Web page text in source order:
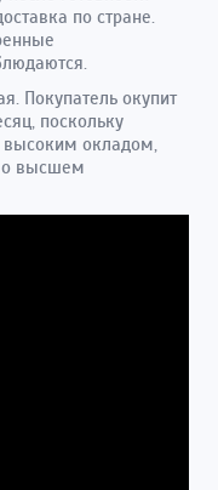
по стране.
Покупатель окупит
поскольку
высоким окладом,
о высшем